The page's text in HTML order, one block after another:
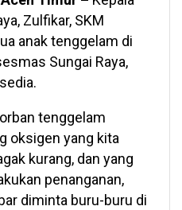
Zulfikar, SKM
anak tenggelam di
Sungai Raya,
tenggelam
oksigen yang kita
kurang, dan yang
penanganan,
diminta buru-buru di